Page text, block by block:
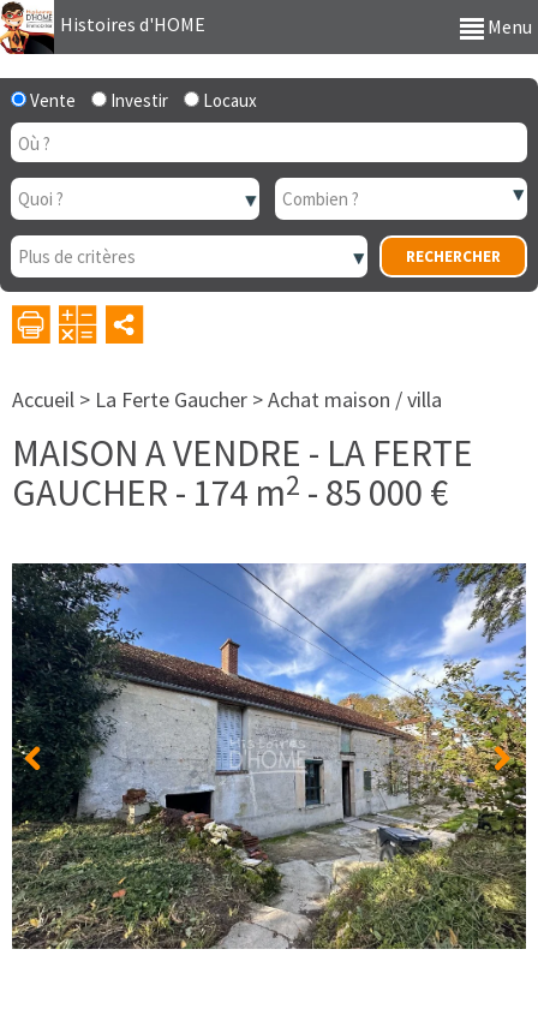
Histoires d'HOME Menu
Vente Investir Locaux
Accueil > La Ferte Gaucher >Achat maison / villa
MAISON A VENDRE - LA FERTE
GAUCHER - 174 m2 - 85 000 €